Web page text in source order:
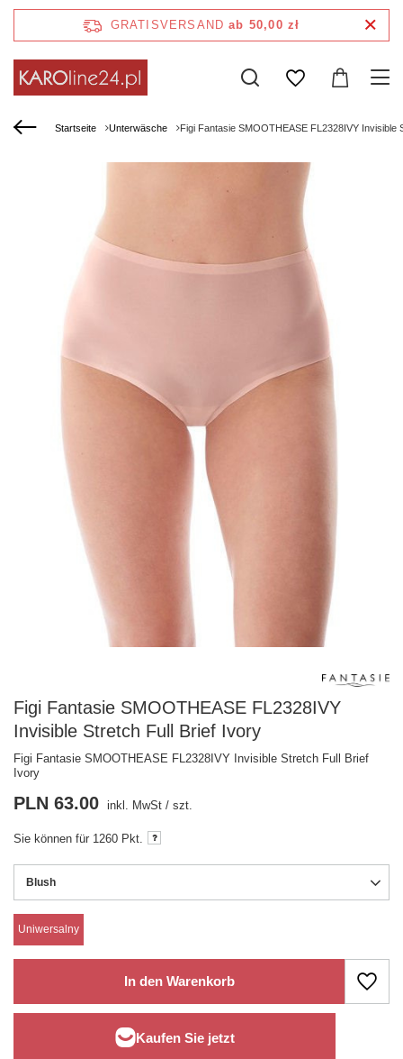
GRATISVERSAND ab 50,00 zł
Startseite Unterwäsche Figi Fantasie SMOOTHEASE FL2328IVY Invisible
Figi Fantasie SMOOTHEASE FL2328IVY
Invisible Stretch Full Brief Ivory
Figi Fantasie SMOOTHEASE FL2328IVY Invisible Stretch Full Brief
Ivory
Blush
Uniwersalny
PLN 63.00 inkl. MwSt / szt.
Sie können für 1260 Pkt.
In den Warenkorb